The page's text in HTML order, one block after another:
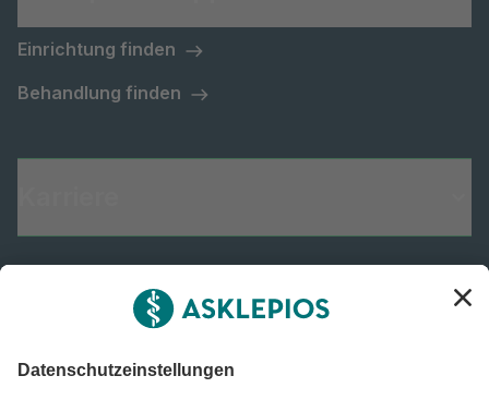
Einrichtung finden
Behandlung finden
Informiert bleiben